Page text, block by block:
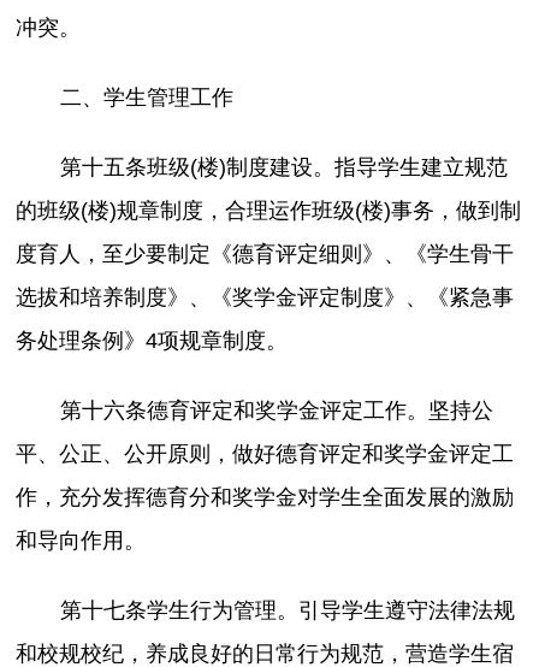
冲突。
二、学生管理工作
第十五条班级(楼)制度建设。指导学生建立规范
的班级(楼)规章制度，合理运作班级(楼)事务，做到制
度育人，至少要制定《德育评定细则》、《学生骨干
选拔和培养制度》、《奖学金评定制度》、《紧急事
务处理条例》4项规章制度。
第十六条德育评定和奖学金评定工作。坚持公
平、公正、公开原则，做好德育评定和奖学金评定工
作，充分发挥德育分和奖学金对学生全面发展的激励
和导向作用。
第十七条学生行为管理。引导学生遵守法律法规
和校规校纪，养成良好的日常行为规范，营造学生宿